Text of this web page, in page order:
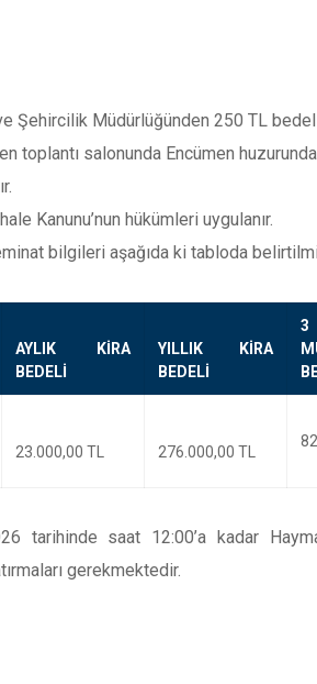
Müdürlüğünden 250 TL bedel
toplantı salonunda Encümen
Kanunu’nun hükümleri uygulanır.
bilgileri aşağıda ki tabloda
AYLIK KİRA
BEDELİ
YILLIK KİRA
BEDELİ
23.000,00 TL 276.000,00 TL
tarihinde saat 12:00’a kadar
gerekmektedir.